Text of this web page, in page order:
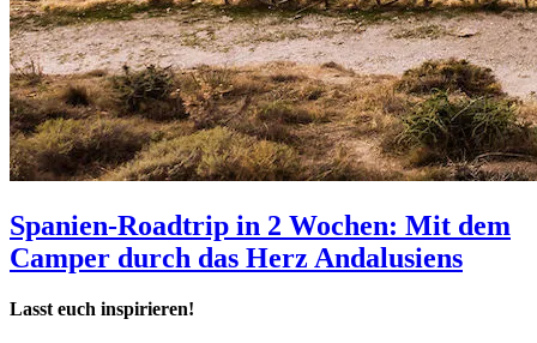
Spanien-Roadtrip in 2 Wochen: Mit dem
Camper durch das Herz Andalusiens
Lasst euch inspirieren!